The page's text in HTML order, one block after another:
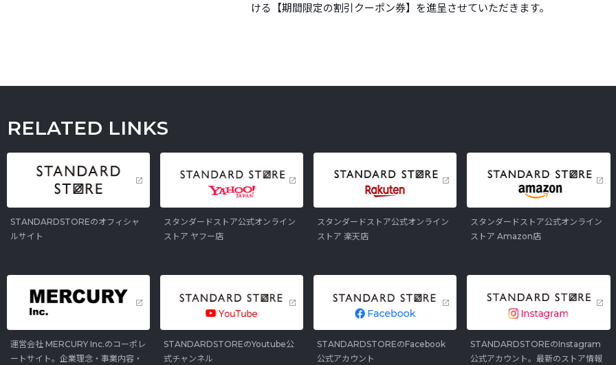
ける【期間限定の割引クーポン券】を進呈させていただきます。
RELATED LINKS
STANDARDSTOREのオフィシャ
ルサイト
スタンダードストア公式オンライン
ストア ヤフー店
スタンダードストア公式オンライン
ストア 楽天店
スタンダードストア公式オンライン
ストア Amazon店
運営会社 MERCURY Inc.のコーポレ
ートサイト。企業理念・事業内容・
STANDARDSTOREのYoutube公
式チャンネル
STANDARDSTOREのFacebook
公式アカウント
STANDARDSTOREのInstagram
公式アカウント。最新のストア情報